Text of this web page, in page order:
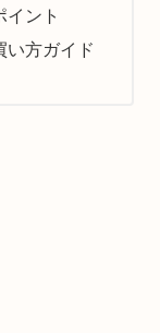
イント
い方ガイド